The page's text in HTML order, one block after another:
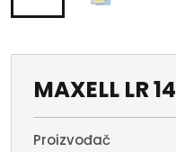
MAXELL LR 14
Proizvođač